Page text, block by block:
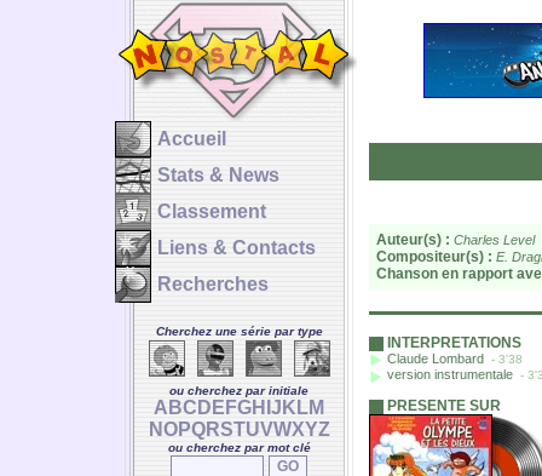
Accueil
Stats & News
Classement
Liens & Contacts
Recherches
Cherchez une série par type
ou cherchez par initiale
A BC D E FGH J K LM
NOPQRSTUVWXYZ
ou cherchez par mot clé
Auteur(s) : Charles Level
Compositeur(s) : E.
Chanson en rapport
INTERPRETATIONS
Claude Lombard - 3'38
version instrumentale -
PRESENTE SUR